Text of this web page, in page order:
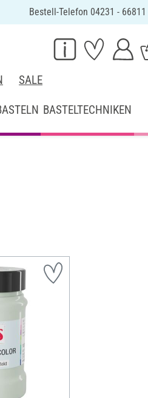
Bestell-Telefon 04231 - 66811
SALE
BASTELTECHNIKEN